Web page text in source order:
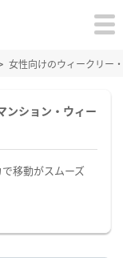
女性向けのウィークリー
ンション・ウィー
移動がスムーズ